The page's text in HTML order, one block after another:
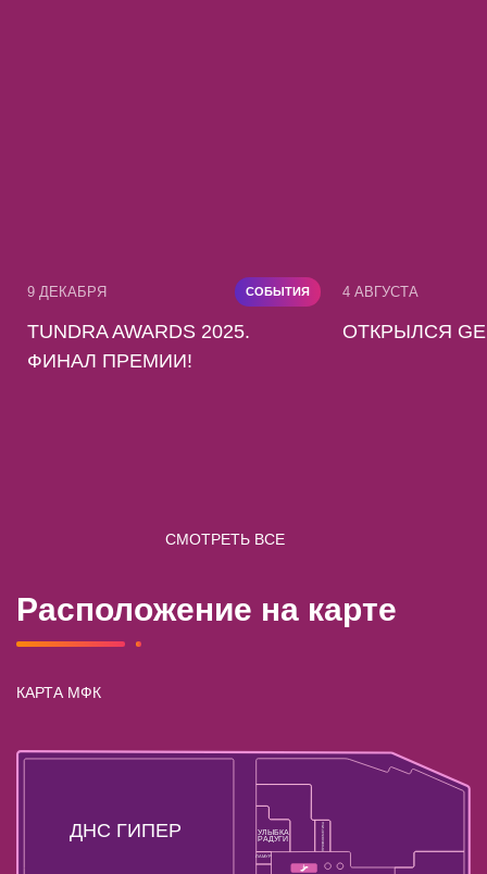
9 ДЕКАБРЯ СОБЫТИЯ
TUNDRA AWARDS 2025.
ФИНАЛ ПРЕМИИ!
4 АВГУСТА
ОТКРЫЛСЯ
СМОТРЕТЬ ВСЕ
Расположение на карте
КАРТА МФК
ДНС ГИПЕР
ЛАМУР
УЛЫБКА
РАДУГИ ПРОФКОСМЕТИКА